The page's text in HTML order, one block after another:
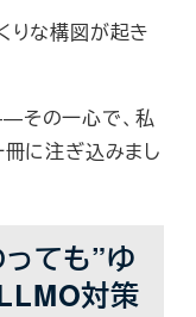
りな構図が起き
その一心で、私
に注ぎ込みまし
ても”ゆ
対策